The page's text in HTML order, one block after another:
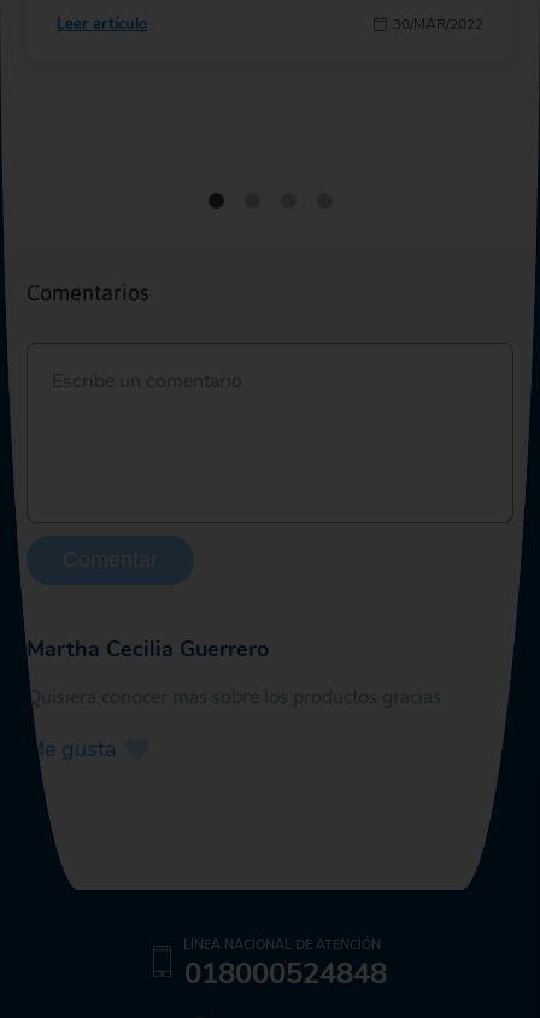
30/MAR/2022
Leer artículo
Comentarios
Martha Cecilia Guerrero
Quisiera conocer más sobre los productos gracias
Me gusta
LÍNEA NACIONAL DE ATENCIÓN
018000524848